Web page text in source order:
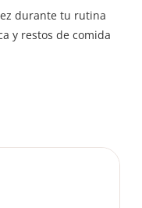
durante tu rutina
y restos de comida